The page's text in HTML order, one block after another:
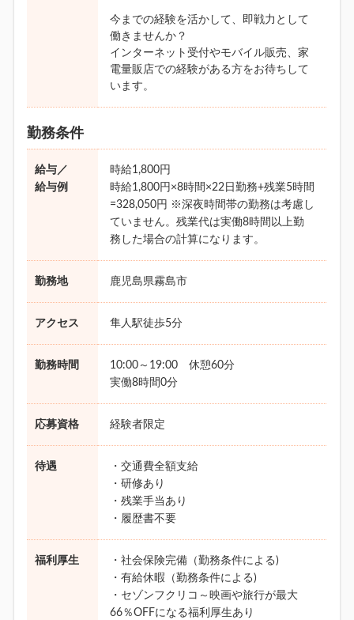
今までの経験を活かして、即戦力として
働きませんか？
インターネット受付やモバイル販売、家
電量販店での経験がある方をお待ちして
います。
勤務条件
給与／
給与例
時給1,800円
時給1,800円×8時間×22日勤務+残業5時間
=328,050円 ※深夜時間帯の勤務は考慮し
ていません。残業代は実働8時間以上勤
務した場合の計算になります。
勤務地 鹿児島県霧島市
アクセス 隼人駅徒歩5分
勤務時間
10:00～19:00 休憩60分
実働8時間0分
応募資格 経験者限定
待遇
・交通費全額支給
・研修あり
・残業手当あり
・履歴書不要
福利厚生
・社会保険完備（勤務条件による)
・有給休暇（勤務条件による)
・セゾンフクリコ～映画や旅行が最大
66％OFFになる福利厚生あり